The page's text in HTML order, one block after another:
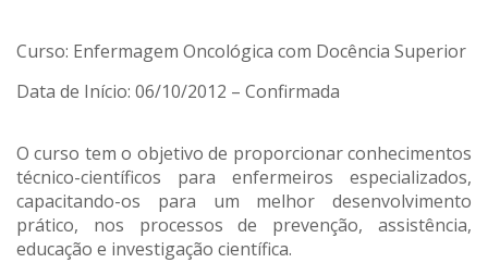
Curso: Enfermagem Oncológica com Docência Superior
Data de Início: 06/10/2012 – Confirmada
O curso tem o objetivo de proporcionar conhecimentos
técnico-científicos para enfermeiros especializados,
capacitando-os para um melhor desenvolvimento
prático, nos processos de prevenção, assistência,
educação e investigação científica.